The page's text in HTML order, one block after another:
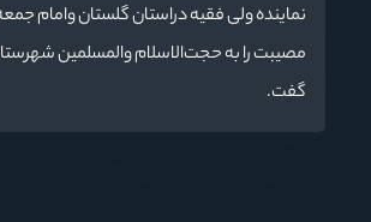
نماینده ولی فقیه دراستان گلستان وامام
مصیبت را به حجت‌الاسلام والمسلمین
گفت.